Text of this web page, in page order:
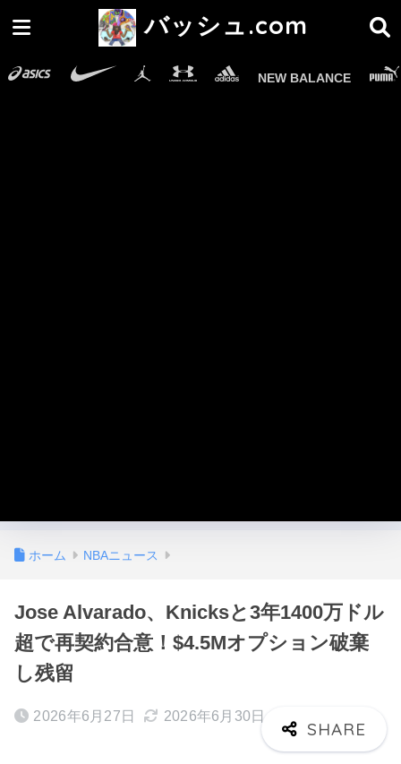
バッシュ.com
NEW BALANCE
ホーム NBAニュース
Jose Alvarado、Knicksと3年1400万ドル
超で再契約合意！$4.5Mオプション破棄
し残留
2026年6月27日 2026年6月30日